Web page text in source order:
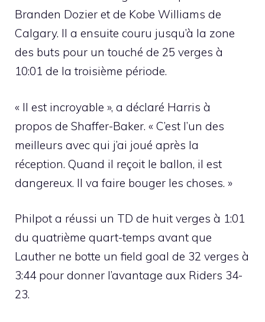
Branden Dozier et de Kobe Williams de
Calgary. Il a ensuite couru jusqu’à la zone
des buts pour un touché de 25 verges à
10:01 de la troisième période.
« Il est incroyable », a déclaré Harris à
propos de Shaffer-Baker. « C’est l’un des
meilleurs avec qui j’ai joué après la
réception. Quand il reçoit le ballon, il est
dangereux. Il va faire bouger les choses. »
Philpot a réussi un TD de huit verges à 1:01
du quatrième quart-temps avant que
Lauther ne botte un field goal de 32 verges à
3:44 pour donner l’avantage aux Riders 34-
23.